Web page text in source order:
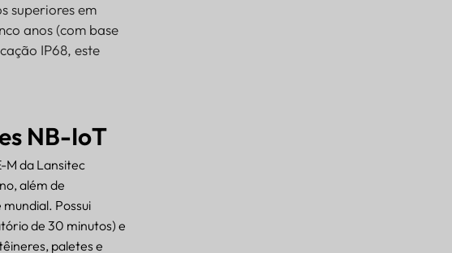
superiores em
anos (com base
IP68, este
NB-IoT
M da Lansitec
além de
Possui
de 30 minutos) e
paletes e